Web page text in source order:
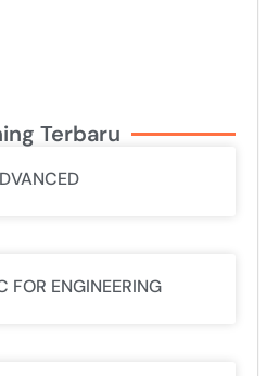
Terbaru
FOR ENGINEERING